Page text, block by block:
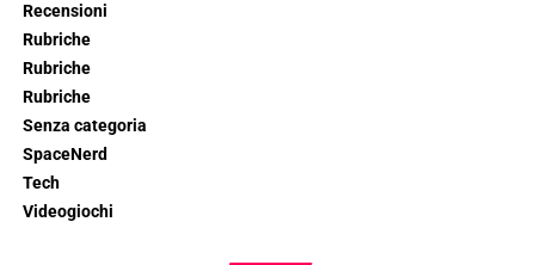
Recensioni
Rubriche
Rubriche
Rubriche
Senza categoria
SpaceNerd
Tech
Videogiochi